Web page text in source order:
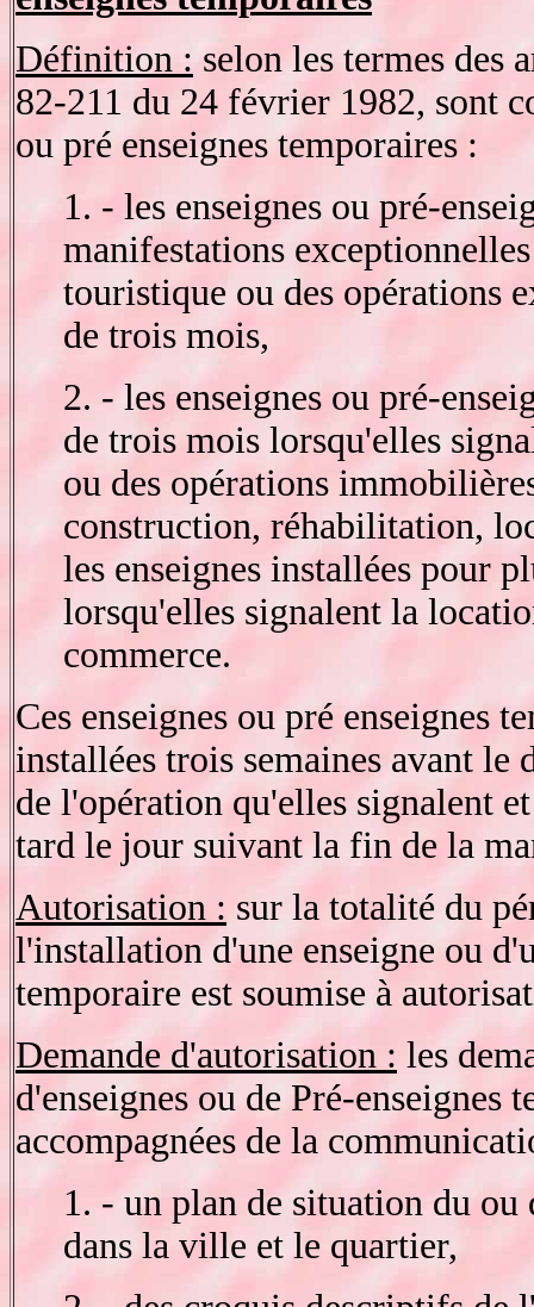
Définition : selon les termes des
82-211 du 24 février 1982, sont
ou pré enseignes temporaires :
1. - les enseignes ou pré-
manifestations
touristique ou des opérations
de trois mois,
2. - les enseignes ou pré-
de trois mois lorsqu'elles
ou des opérations
construction, réhabilitation,
les enseignes installées pour
lorsqu'elles signalent la
commerce.
Ces enseignes ou pré enseignes
installées trois semaines avant le
de l'opération qu'elles signalent
tard le jour suivant la fin de la
Autorisation : sur la totalité du
l'installation d'une enseigne ou
temporaire est soumise à
Demande d'autorisation : les
d'enseignes ou de Pré-enseignes
accompagnées de la
1. - un plan de situation du
dans la ville et le quartier,